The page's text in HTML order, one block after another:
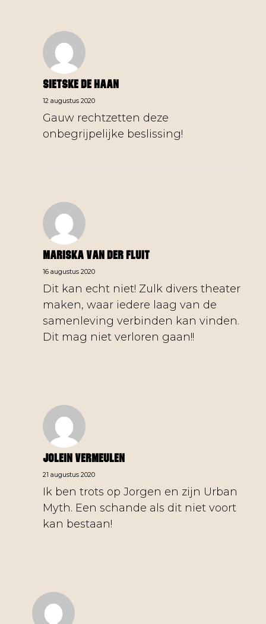
Sietske De Haan
12 augustus 2020
Gauw rechtzetten deze
onbegrijpelijke beslissing!
Mariska Van Der Fluit
16 augustus 2020
Dit kan echt niet! Zulk divers theater
maken, waar iedere laag van de
samenleving verbinden kan vinden.
Dit mag niet verloren gaan!!
Jolein Vermeulen
21 augustus 2020
Ik ben trots op Jorgen en zijn Urban
Myth. Een schande als dit niet voort
kan bestaan!